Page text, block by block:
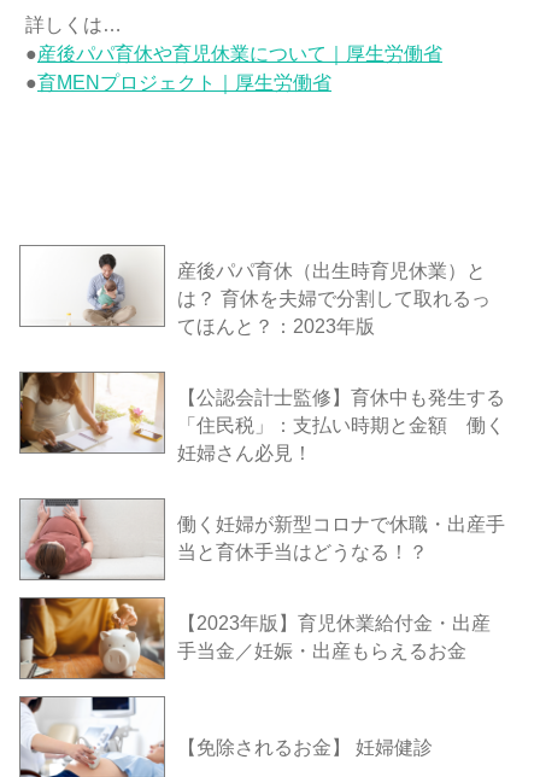
詳しくは…
●産後パパ育休や育児休業について｜厚生労働省
●育MENプロジェクト｜厚生労働省
産後パパ育休（出生時育児休業）と
は？ 育休を夫婦で分割して取れるっ
てほんと？：2023年版
【公認会計士監修】育休中も発生する
「住民税」：支払い時期と金額 働く
妊婦さん必見！
働く妊婦が新型コロナで休職・出産手
当と育休手当はどうなる！？
【2023年版】育児休業給付金・出産
手当金／妊娠・出産もらえるお金
【免除されるお金】 妊婦健診